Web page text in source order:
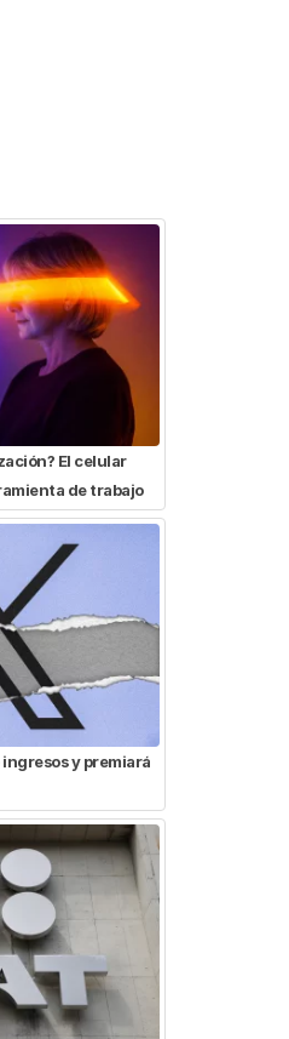
El celular
de trabajo
y premiará